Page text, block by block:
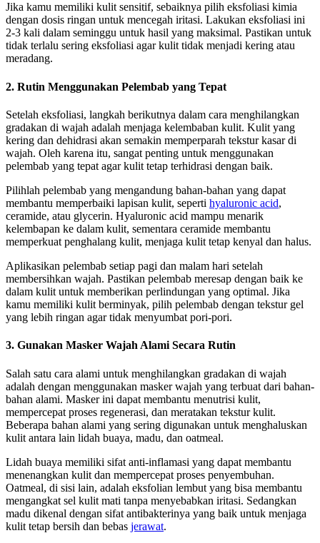
Jika kamu memiliki kulit sensitif, sebaiknya pilih eksfoliasi kimia
dengan dosis ringan untuk mencegah iritasi. Lakukan eksfoliasi ini
2-3 kali dalam seminggu untuk hasil yang maksimal. Pastikan untuk
tidak terlalu sering eksfoliasi agar kulit tidak menjadi kering atau
meradang.
2. Rutin Menggunakan Pelembab yang Tepat
Setelah eksfoliasi, langkah berikutnya dalam cara menghilangkan
gradakan di wajah adalah menjaga kelembaban kulit. Kulit yang
kering dan dehidrasi akan semakin memperparah tekstur kasar di
wajah. Oleh karena itu, sangat penting untuk menggunakan
pelembab yang tepat agar kulit tetap terhidrasi dengan baik.
Pilihlah pelembab yang mengandung bahan-bahan yang dapat
membantu memperbaiki lapisan kulit, seperti hyaluronic acid,
ceramide, atau glycerin. Hyaluronic acid mampu menarik
kelembapan ke dalam kulit, sementara ceramide membantu
memperkuat penghalang kulit, menjaga kulit tetap kenyal dan halus.
Aplikasikan pelembab setiap pagi dan malam hari setelah
membersihkan wajah. Pastikan pelembab meresap dengan baik ke
dalam kulit untuk memberikan perlindungan yang optimal. Jika
kamu memiliki kulit berminyak, pilih pelembab dengan tekstur gel
yang lebih ringan agar tidak menyumbat pori-pori.
3. Gunakan Masker Wajah Alami Secara Rutin
Salah satu cara alami untuk menghilangkan gradakan di wajah
adalah dengan menggunakan masker wajah yang terbuat dari bahan-
bahan alami. Masker ini dapat membantu menutrisi kulit,
mempercepat proses regenerasi, dan meratakan tekstur kulit.
Beberapa bahan alami yang sering digunakan untuk menghaluskan
kulit antara lain lidah buaya, madu, dan oatmeal.
Lidah buaya memiliki sifat anti-inflamasi yang dapat membantu
menenangkan kulit dan mempercepat proses penyembuhan.
Oatmeal, di sisi lain, adalah eksfolian lembut yang bisa membantu
mengangkat sel kulit mati tanpa menyebabkan iritasi. Sedangkan
madu dikenal dengan sifat antibakterinya yang baik untuk menjaga
kulit tetap bersih dan bebas jerawat.